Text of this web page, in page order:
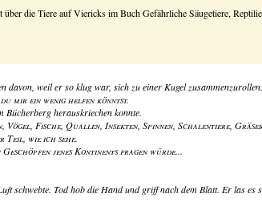
über dieTiere auf Viericksim Buch Gefährliche Säugetiere,
davon, weil er so klug war, sich zu einer Kugel zusammenzurollen.
mir ein wenig helfen könntst.
Bücherberg herauskriechen konnte.
Fische, Quallen, Insekten, Spinnen, Schalentiere,
wie ich sehe.
jenes Kontinents fragen würde...
schwebte. Tod hob die Hand und griff nach dem Blatt. Er las es